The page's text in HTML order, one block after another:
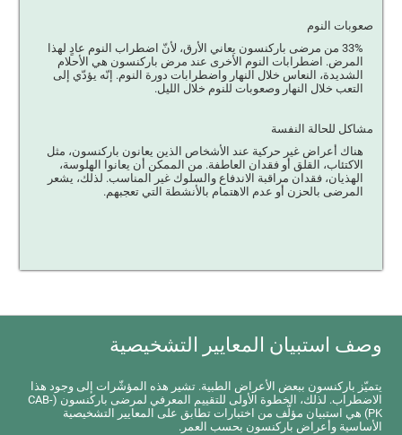
صعوبات النوم
33% من مرضى باركنسون يعاني الأرق، لأنّ اضطراب النوم عادٍ لهذا
المرض. اضطرابات النوم الأخرى عند مرض باركنسون هي الأحلام
الشديدة، النعاس خلال النهار واضطرابات دورة النوم. إنّه يؤدّي إلى
التعب خلال النهار وصعوبات للنوم خلال الليل.
مشاكل للحالة النفسة
هناك أعراض غير حركية عند الأشخاص الذين يعانون باركنسون، مثل
الاكتئاب، القلق أو فقدان العاطفة. من الممكن أن يعانوا الهلوسة،
الهذيان، فقدان مراقبة الاندفاع والسلوك غير المناسب. لذلك، يشعر
المرضى بالحزن أو عدم الاهتمام بالأنشطة التي تعجبهم.
وصف استبيان المعايير التشخيصية
يتميّز باركنسون ببعض الأعراض الطبية. تشير هذه المؤشّرات إلى وجود هذا
الاضطراب. لذلك، الخطوة الأولى للتقييم المعرفي لمرضى باركنسون (CAB-
PK) هي استبيان مؤلّف من اختبارات تطابق على المعايير التشخيصية
الأساسية وأعراض باركنسون بحسب العمر.